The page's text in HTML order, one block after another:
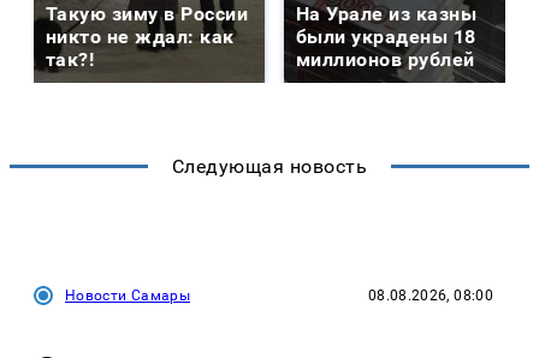
Такую зиму в России
никто не ждал: как
так?!
На Урале из казны
были украдены 18
миллионов рублей
Следующая новость
Новости Самары 08.08.2026, 08:00